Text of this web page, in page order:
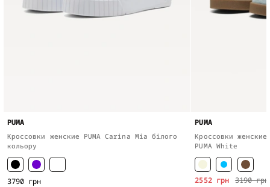
PUMA
Кроссовки женские PUMA Carina Mia білого
кольору
3790 грн
PUMA
Кроссовки
PUMA White
3190 грн
2552 грн